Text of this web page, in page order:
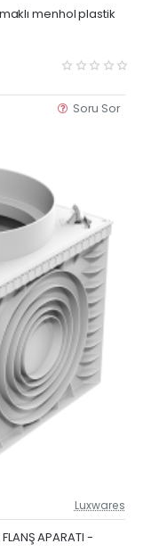
Yeni Ürün
menhol plastik
Soru Sor
Güncel Fiyat
Luxwares
APARATI -